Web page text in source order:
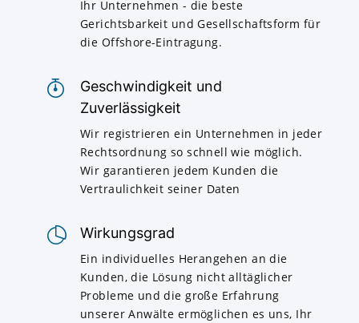
Ihr Unternehmen - die beste
Gerichtsbarkeit und Gesellschaftsform für
die Offshore-Eintragung.
Geschwindigkeit und
Zuverlässigkeit
Wir registrieren ein Unternehmen in jeder
Rechtsordnung so schnell wie möglich.
Wir garantieren jedem Kunden die
Vertraulichkeit seiner Daten
Wirkungsgrad
Ein individuelles Herangehen an die
Kunden, die Lösung nicht alltäglicher
Probleme und die große Erfahrung
unserer Anwälte ermöglichen es uns, Ihr